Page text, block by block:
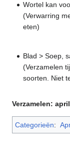
Wortel kan
(Verwarring
eten)
Blad > Soep,
(Verzamelen
soorten. Niet
Verzamelen:
Categorieën: